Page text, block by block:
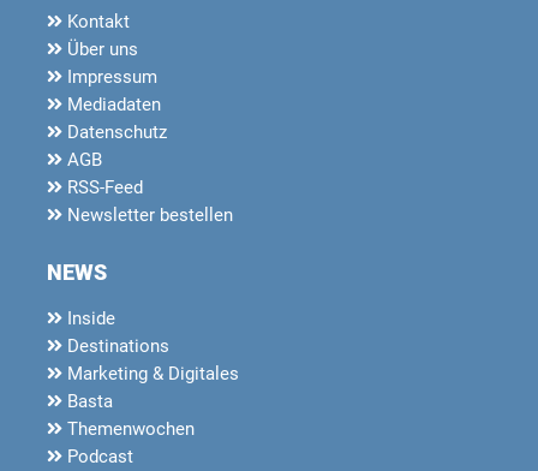
Kontakt
Über uns
Impressum
Mediadaten
Datenschutz
AGB
RSS-Feed
Newsletter bestellen
NEWS
Inside
Destinations
Marketing & Digitales
Basta
Themenwochen
Podcast